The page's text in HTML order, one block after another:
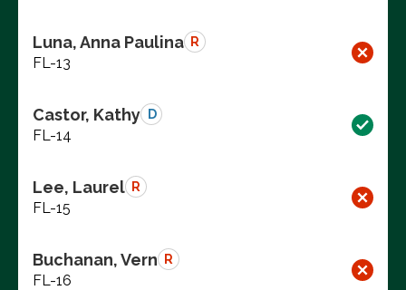
Luna, Anna Paulina R
FL-13
Castor, Kathy D
FL-14
Lee, Laurel R
FL-15
Buchanan, Vern R
FL-16